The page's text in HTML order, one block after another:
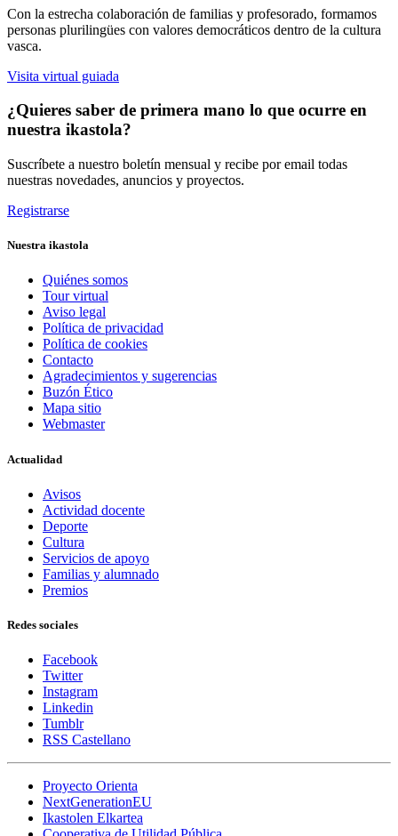
Con la estrecha colaboración de familias y profesorado, formamos
personas plurilingües con valores democráticos dentro de la cultura
vasca.
Visita virtual guiada
¿Quieres saber de primera mano lo que ocurre en
nuestra ikastola?
Suscríbete a nuestro boletín mensual y recibe por email todas
nuestras novedades, anuncios y proyectos.
Registrarse
Nuestra ikastola
Quiénes somos
Tour virtual
Aviso legal
Política de privacidad
Política de cookies
Contacto
Agradecimientos y sugerencias
Buzón Ético
Mapa sitio
Webmaster
Actualidad
Avisos
Actividad docente
Deporte
Cultura
Servicios de apoyo
Familias y alumnado
Premios
Redes sociales
Facebook
Twitter
Instagram
Linkedin
Tumblr
RSS Castellano
Proyecto Orienta
NextGenerationEU
Ikastolen Elkartea